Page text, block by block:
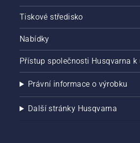
Tiskové středisko
Nabídky
Přístup společnosti Husqvarna
Právní informace o výrobku
Další stránky Husqvarna